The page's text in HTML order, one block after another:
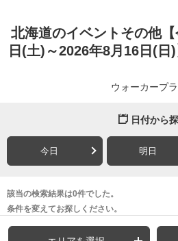
北海道のイベントその他
日(土)～2026年8月16日(日
ウォーカープ
日付から
今日 明日
該当の検索結果は0件でした。
条件を変えてお探しください。